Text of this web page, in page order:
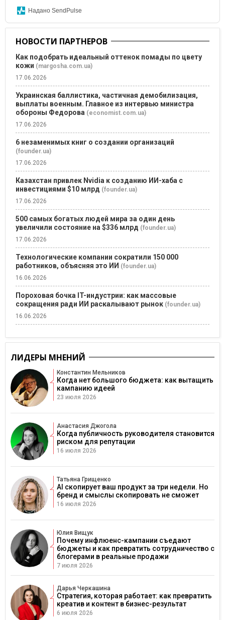
Надано SendPulse
НОВОСТИ ПАРТНЕРОВ
Как подобрать идеальный оттенок помады по цвету
кожи (margosha.com.ua)
17.06.2026
Украинская баллистика, частичная демобилизация,
выплаты военным. Главное из интервью министра
обороны Федорова (economist.com.ua)
17.06.2026
6 незаменимых книг о создании организаций
(founder.ua)
17.06.2026
Казахстан привлек Nvidia к созданию ИИ-хаба с
инвестициями $10 млрд (founder.ua)
17.06.2026
500 самых богатых людей мира за один день
увеличили состояние на $336 млрд (founder.ua)
17.06.2026
Технологические компании сократили 150 000
работников, объясняя это ИИ (founder.ua)
16.06.2026
Пороховая бочка IT-индустрии: как массовые
сокращения ради ИИ раскалывают рынок (founder.ua)
16.06.2026
ЛИДЕРЫ МНЕНИЙ
Константин Мельников
Когда нет большого бюджета: как вытащить
кампанию идеей
23 июля 2026
Анастасия Джогола
Когда публичность руководителя становится
риском для репутации
16 июля 2026
Татьяна Грищенко
AI скопирует ваш продукт за три недели. Но
бренд и смыслы скопировать не сможет
16 июля 2026
Юлия Вищук
Почему инфлюенс-кампании съедают
бюджеты и как превратить сотрудничество с
блогерами в реальные продажи
7 июля 2026
Дарья Черкашина
Стратегия, которая работает: как превратить
креатив и контент в бизнес-результат
6 июля 2026